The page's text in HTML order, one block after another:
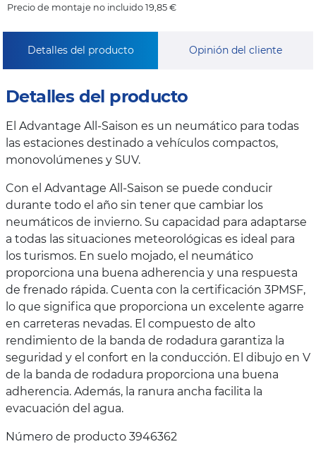
Precio de montaje no incluido 19,85 €
Detalles del producto Opinión del cliente
Detalles del producto
El Advantage All-Saison es un neumático para todas
las estaciones destinado a vehículos compactos,
monovolúmenes y SUV.
Con el Advantage All-Saison se puede conducir
durante todo el año sin tener que cambiar los
neumáticos de invierno. Su capacidad para adaptarse
a todas las situaciones meteorológicas es ideal para
los turismos. En suelo mojado, el neumático
proporciona una buena adherencia y una respuesta
de frenado rápida. Cuenta con la certificación 3PMSF,
lo que significa que proporciona un excelente agarre
en carreteras nevadas. El compuesto de alto
rendimiento de la banda de rodadura garantiza la
seguridad y el confort en la conducción. El dibujo en V
de la banda de rodadura proporciona una buena
adherencia. Además, la ranura ancha facilita la
evacuación del agua.
Número de producto 3946362